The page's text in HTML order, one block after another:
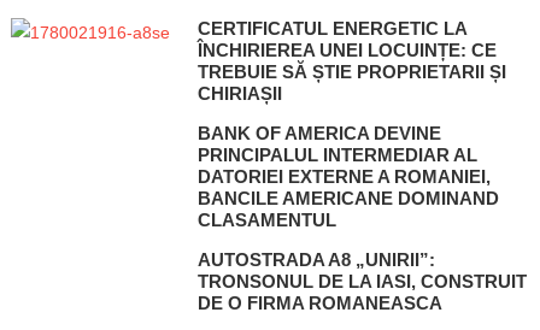
CERTIFICATUL ENERGETIC LA
ÎNCHIRIEREA UNEI LOCUINȚE: CE
TREBUIE SĂ ȘTIE PROPRIETARII ȘI
CHIRIAȘII
BANK OF AMERICA DEVINE
PRINCIPALUL INTERMEDIAR AL
DATORIEI EXTERNE A ROMANIEI,
BANCILE AMERICANE DOMINAND
CLASAMENTUL
AUTOSTRADA A8 „UNIRII”:
TRONSONUL DE LA IASI, CONSTRUIT
DE O FIRMA ROMANEASCA